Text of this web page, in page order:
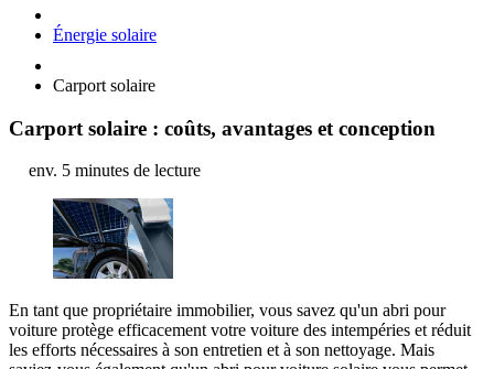
Énergie solaire
Carport solaire
Carport solaire : coûts, avantages et conception
env. 5 minutes de lecture
En tant que propriétaire immobilier, vous savez qu'un abri pour
voiture protège efficacement votre voiture des intempéries et réduit
les efforts nécessaires à son entretien et à son nettoyage. Mais